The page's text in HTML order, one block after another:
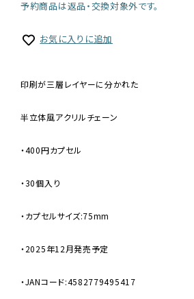
予約商品は返品・交換対象外です。
お気に入りに追加
印刷が三層レイヤーに分かれた
半立体風アクリルチェーン
・400円カプセル
・30個入り
・カプセルサイズ:75mm
・2025年12月発売予定
・JANコード:4582779495417